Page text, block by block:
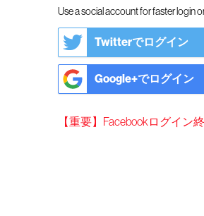
Use a social account for faster login
Twitterでログイン
Google+でログイン
【重要】Facebookログイン